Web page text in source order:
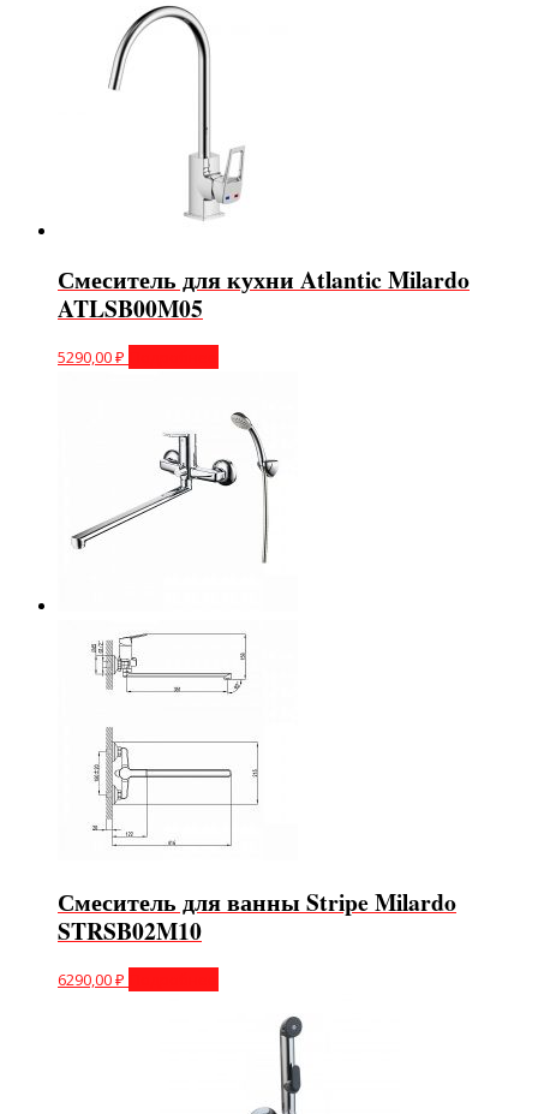
Смеситель для кухни Atlantic Milardo
ATLSB00M05
5290,00₽
Смеситель для ванны Stripe Milardo
STRSB02M10
6290,00₽